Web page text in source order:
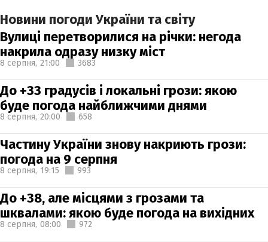
Новини погоди України та світу
Вулиці перетворилися на річки: негода
накрила одразу низку міст
8 серпня, 21:00 3683
До +33 градусів і локальні грози: якою
буде погода найближчими днями
8 серпня, 20:00 658
Частину України знову накриють грози:
погода на 9 серпня
8 серпня, 19:15 993
До +38, але місцями з грозами та
шквалами: якою буде погода на вихідних
8 серпня, 08:00 972